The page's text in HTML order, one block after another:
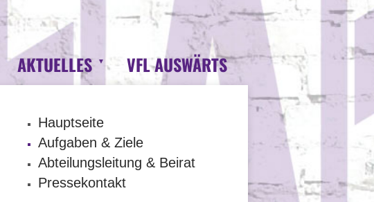
AKTUELLES VFL AUSWÄRTS
Hauptseite
Aufgaben & Ziele
Abteilungsleitung & Beirat
Pressekontakt